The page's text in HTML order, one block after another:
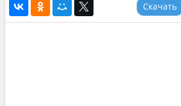
Скачать